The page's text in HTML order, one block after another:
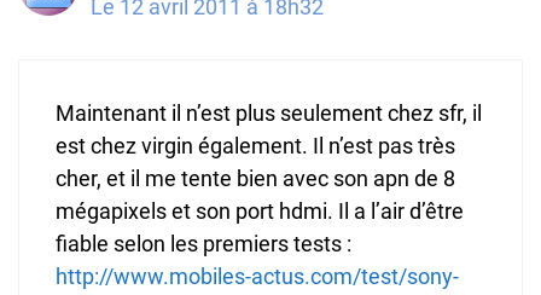
Le 12 avril 2011 à 18h32
Maintenant il n’est plus seulement chez sfr, il
est chez virgin également. Il n’est pas très
cher, et il me tente bien avec son apn de 8
mégapixels et son port hdmi. Il a l’air d’être
fiable selon les premiers tests :
http://www.mobiles-actus.com/test/sony-